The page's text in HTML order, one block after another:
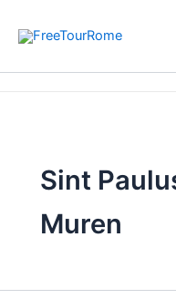
naar
inhoud
Sint
Muren